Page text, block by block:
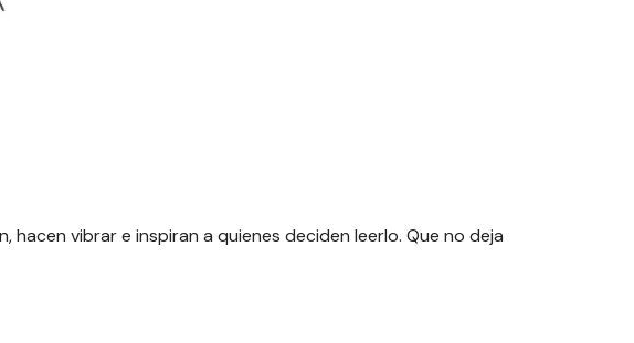
vibrar e inspiran a quienes deciden leerlo. Que no deja